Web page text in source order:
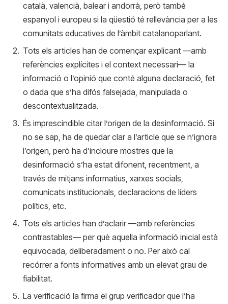
català, valencià, balear i andorrà, però també
espanyol i europeu si la qüestió té rellevància per a les
comunitats educatives de l’àmbit catalanoparlant.
Tots els articles han de començar explicant —amb
referències explícites i el context necessari— la
informació o l’opinió que conté alguna declaració, fet
o dada que s’ha difós falsejada, manipulada o
descontextualitzada.
És imprescindible citar l’origen de la desinformació. Si
no se sap, ha de quedar clar a l’article que se n’ignora
l’origen, però ha d’incloure mostres que la
desinformació s’ha estat difonent, recentment, a
través de mitjans informatius, xarxes socials,
comunicats institucionals, declaracions de líders
polítics, etc.
Tots els articles han d’aclarir —amb referències
contrastables— per què aquella informació inicial està
equivocada, deliberadament o no. Per això cal
recórrer a fonts informatives amb un elevat grau de
fiabilitat.
La verificació la firma el grup verificador que l’ha